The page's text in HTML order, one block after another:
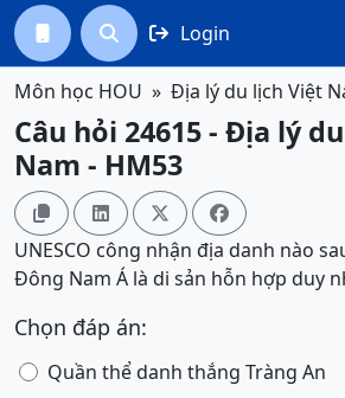
  Login
Môn học HOU Địa lý du lịch Việt
Câu hỏi 24615 - Địa lý
Nam - HM53
   
UNESCO công nhận địa danh nào
Đông Nam Á là di sản hỗn hợp duy
Chọn đáp án:
Quần thể danh thắng Tràng An